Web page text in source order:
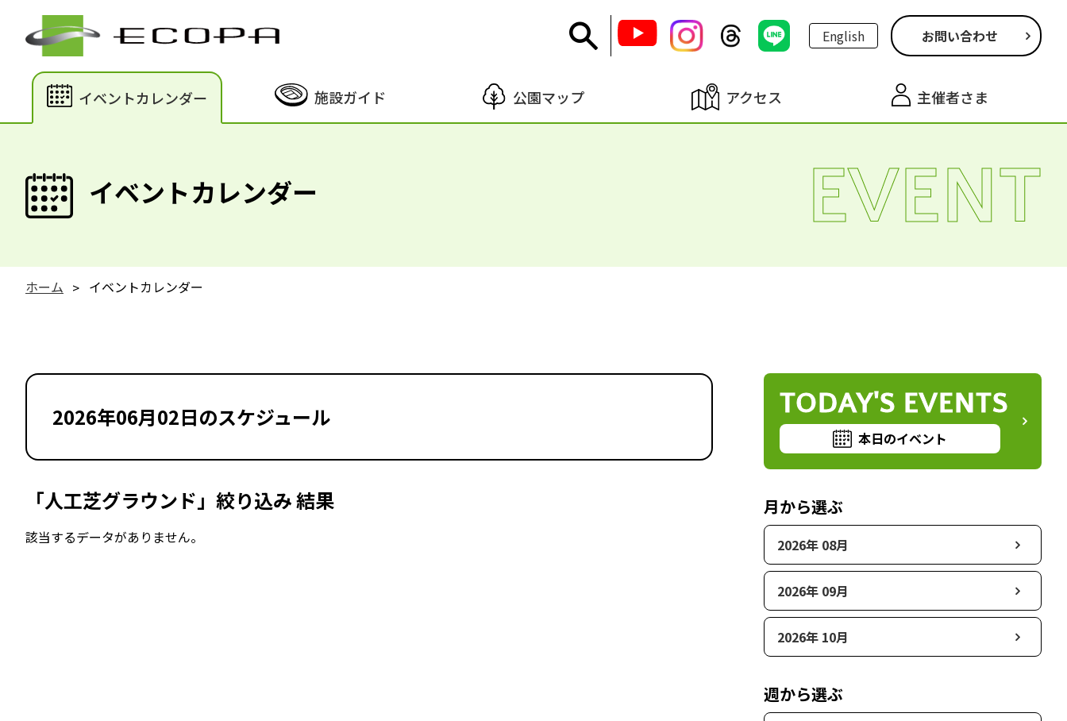
English お問い合わせ
イベントカレンダー 施設ガイド 公園マップ アクセス 主催者さま
イベントカレンダー EVENT
ホーム イベントカレンダー
2026年06月02日のスケジュール
「人工芝グラウンド」絞り込み 結果
該当するデータがありません。
TODAY'S EVENTS
本日のイベント
月から選ぶ
2026年 08月
2026年 09月
2026年 10月
週から選ぶ